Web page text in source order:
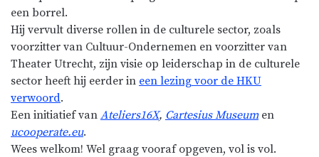
een borrel.
Hij vervult diverse rollen in de culturele sector, zoals
voorzitter van Cultuur-Ondernemen en voorzitter van
Theater Utrecht, zijn visie op leiderschap in de culturele
sector heeft hij eerder in een lezing voor de HKU
verwoord.
Een initiatief van Ateliers16X, Cartesius Museumen
ucooperate.eu.
Wees welkom! Wel graag vooraf opgeven, vol is vol.